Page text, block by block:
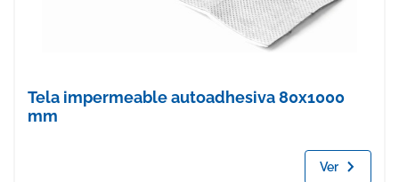
Tela impermeable autoadhesiva 80x1000
mm
Ver